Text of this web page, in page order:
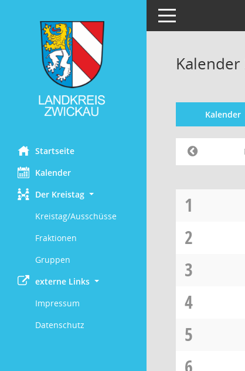
Startseite
Kalender
Der Kreistag
Kreistag/Ausschüsse
Fraktionen
Gruppen
externe Links
Impressum
Datenschutz
Toggle navigation
Kalender
Kalender
1
2
3
4
5